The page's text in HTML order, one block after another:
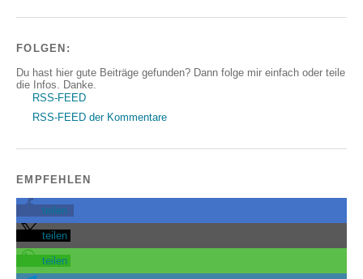
FOLGEN:
Du hast hier gute Beiträge gefunden? Dann folge mir einfach oder teile
die Infos. Danke.
RSS-FEED
RSS-FEED der Kommentare
EMPFEHLEN
teilen
teilen
teilen